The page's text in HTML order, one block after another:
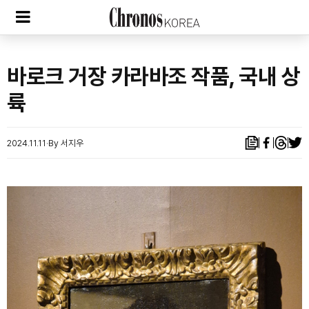
바로크 거장 카라바조 작품, 국내 상
륙
2024.11.11 By 서지우